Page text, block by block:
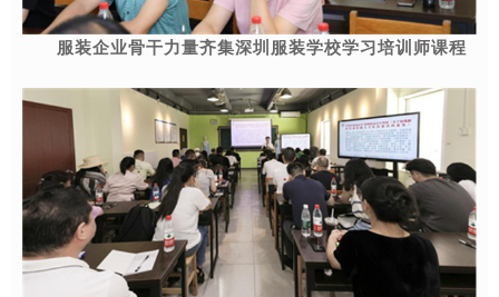
服装企业骨干力量齐集深圳服装学校学习培训师课程